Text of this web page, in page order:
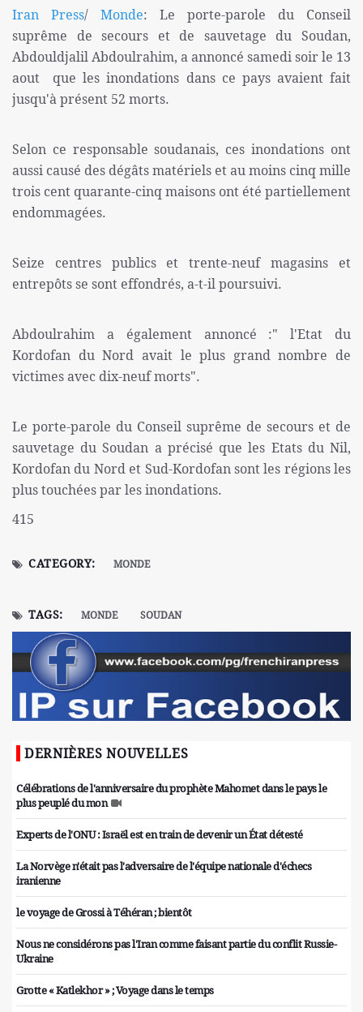
Iran Press/ Monde: Le porte-parole du Conseil
suprême de secours et de sauvetage du Soudan,
Abdouldjalil Abdoulrahim, a annoncé samedi soir le 13
aout que les inondations dans ce pays avaient fait
jusqu'à présent 52 morts.
Selon ce responsable soudanais, ces inondations ont
aussi causé des dégâts matériels et au moins cinq mille
trois cent quarante-cinq maisons ont été partiellement
endommagées.
Seize centres publics et trente-neuf magasins et
entrepôts se sont effondrés, a-t-il poursuivi.
Abdoulrahim a également annoncé :" l'Etat du
Kordofan du Nord avait le plus grand nombre de
victimes avec dix-neuf morts".
Le porte-parole du Conseil suprême de secours et de
sauvetage du Soudan a précisé que les Etats du Nil,
Kordofan du Nord et Sud-Kordofan sont les régions les
plus touchées par les inondations.
415
CATEGORY: MONDE
TAGS: MONDE SOUDAN
DERNIÈRES NOUVELLES
Célébrations de l'anniversaire du prophète Mahomet dans le pays le
plus peuplé du mon
Experts de l'ONU : Israël est en train de devenir un État détesté
La Norvège n'était pas l'adversaire de l'équipe nationale d'échecs
iranienne
le voyage de Grossi à Téhéran ; bientôt
Nous ne considérons pas l'Iran comme faisant partie du conflit Russie-
Ukraine
Grotte « Katlekhor » ; Voyage dans le temps